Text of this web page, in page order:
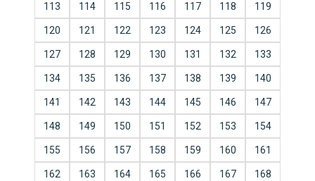
113 114 115 116 117 118 119
120 121 122 123 124 125 126
127 128 129 130 131 132 133
134 135 136 137 138 139 140
141 142 143 144 145 146 147
148 149 150 151 152 153 154
155 156 157 158 159 160 161
162 163 164 165 166 167 168